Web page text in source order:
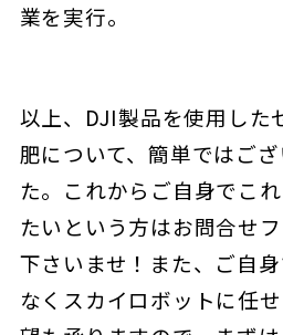
業を実行。
以上、DJI製品を使用した
肥について、簡単ではご
た。これからご自身でこ
たいという方はお問合せ
下さいませ！また、ご自
なくスカイロボットに任